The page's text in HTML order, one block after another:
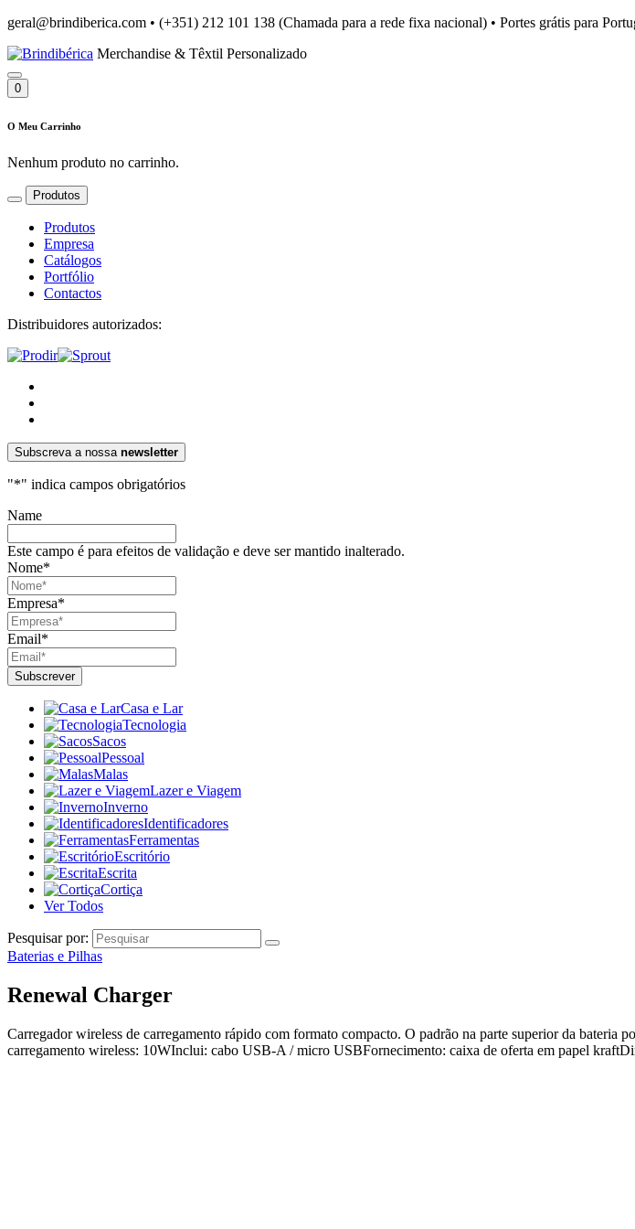
geral@brindiberica.com • (+351) 212 101 138 (Chamada para a rede fixa nacional) • Portes grátis para
Merchandise & Têxtil Personalizado
0
O Meu Carrinho
Nenhum produto no carrinho.
Produtos
Produtos
Empresa
Catálogos
Portfólio
Contactos
Distribuidores autorizados:
Subscreva a nossa newsletter
"*" indica campos obrigatórios
Name
Este campo é para efeitos de validação e deve ser mantido inalterado.
Nome*
Empresa*
Email*
Casa e Lar
Tecnologia
Sacos
Pessoal
Malas
Lazer e Viagem
Inverno
Identificadores
Ferramentas
Escritório
Escrita
Cortiça
Ver Todos
Pesquisar por:
Baterias e Pilhas
Renewal Charger
Carregador wireless de carregamento rápido com formato compacto. O padrão na parte superior da
carregamento wireless: 10WInclui: cabo USB-A / micro USBFornecimento: caixa de oferta em papel